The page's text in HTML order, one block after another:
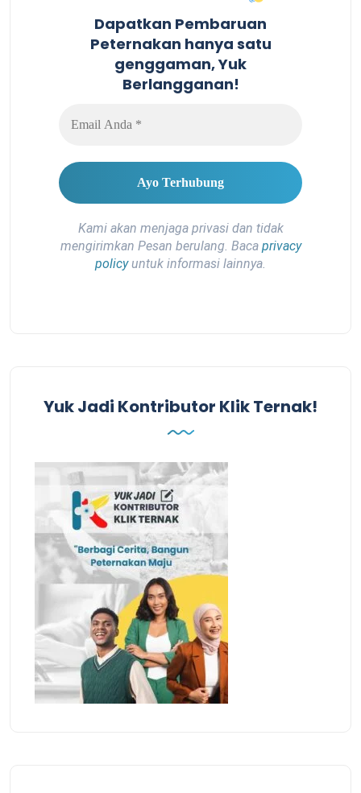
Dapatkan Pembaruan
Peternakan hanya satu
genggaman, Yuk
Berlangganan!
Kami akan menjaga privasi dan tidak
mengirimkan Pesan berulang. Baca privacy
policyuntuk informasi lainnya.
Yuk Jadi Kontributor Klik Ternak!